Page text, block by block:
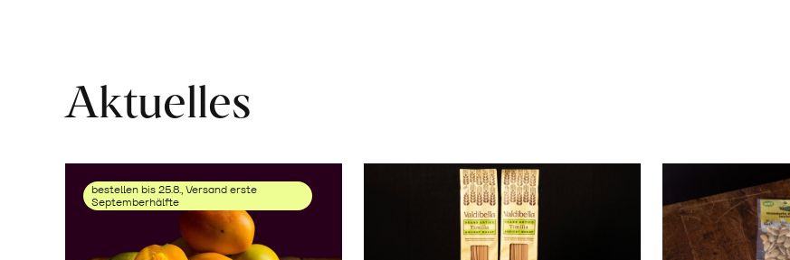
Aktuelles
bestellen bis 25.8., Versand erste
Septemberhälfte